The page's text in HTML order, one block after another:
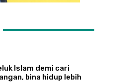
Islam demi cari
bina hidup lebih